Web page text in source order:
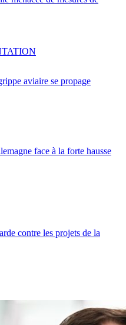
aviaire se propage
face à la forte hausse
contre les projets de la